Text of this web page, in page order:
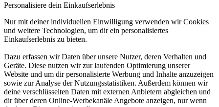
Personalisiere dein Einkaufserlebnis
Nur mit deiner individuellen Einwilligung verwenden wir Cookies
und weitere Technologien, um dir ein personalisiertes
Einkaufserlebnis zu bieten.
Dazu erfassen wir Daten über unsere Nutzer, deren Verhalten und
Geräte. Diese nutzen wir zur laufenden Optimierung unserer
Website und um dir personalisierte Werbung und Inhalte anzuzeigen
sowie zur Analyse der Nutzungsstatistiken. Außerdem können wir
deine verschlüsselten Daten mit externen Anbietern abgleichen und
dir über deren Online-Werbekanäle Angebote anzeigen, nur wenn